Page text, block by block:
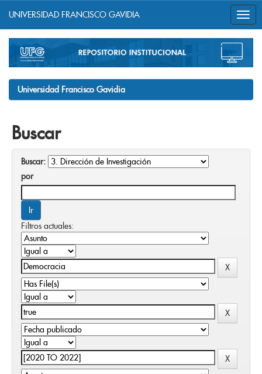
navigation
UNIVERSIDAD FRANCISCO GAVIDIA
Universidad Francisco Gavidia
Buscar
Buscar:
por
Filtros actuales: